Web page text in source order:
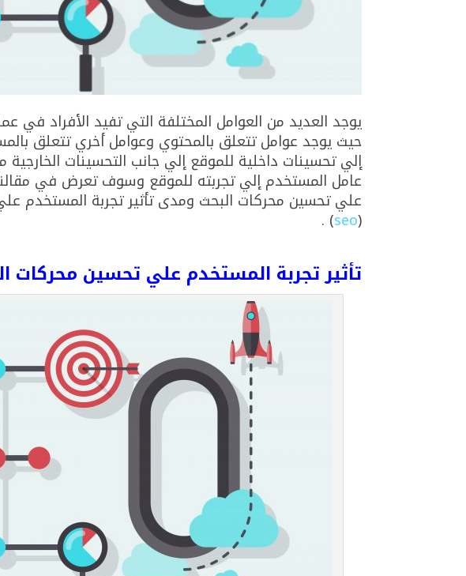
يوجد العديد من العوامل المختلفة التي تفيد الأفراد في
حيث يوجد عوامل تتعلق بالمحتوي وعوامل أخري تتعلق
إلي تحسينات داخلية للموقع إلي جانب التحسينات الخارجية
عامل المستخدم إلي تجربته للموقع وسوف تعرض في
علي تحسين محركات البحث ومدى تأثير تجربة المستخدم
(
seo
) .
تأثير تجربة المستخدم علي تحسين محركات